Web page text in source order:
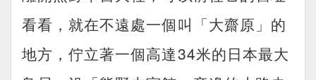
看看，就在不遠處一個叫「大齋原」的
地方，佇立著一個高達34米的日本最大